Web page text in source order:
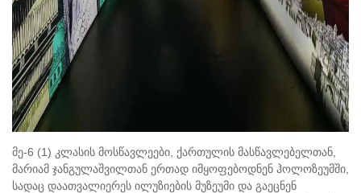
მე-6 (1) კლასის მოსწავლეები, ქართულის მასწავლებელთან,
მარიამ ჯანგულაშვილთან ერთად იმყოფებოდნენ ჰოლოზეუმში,
სადაც დაათვალიერეს ილუზიების მუზეუმი და გაეცნენ